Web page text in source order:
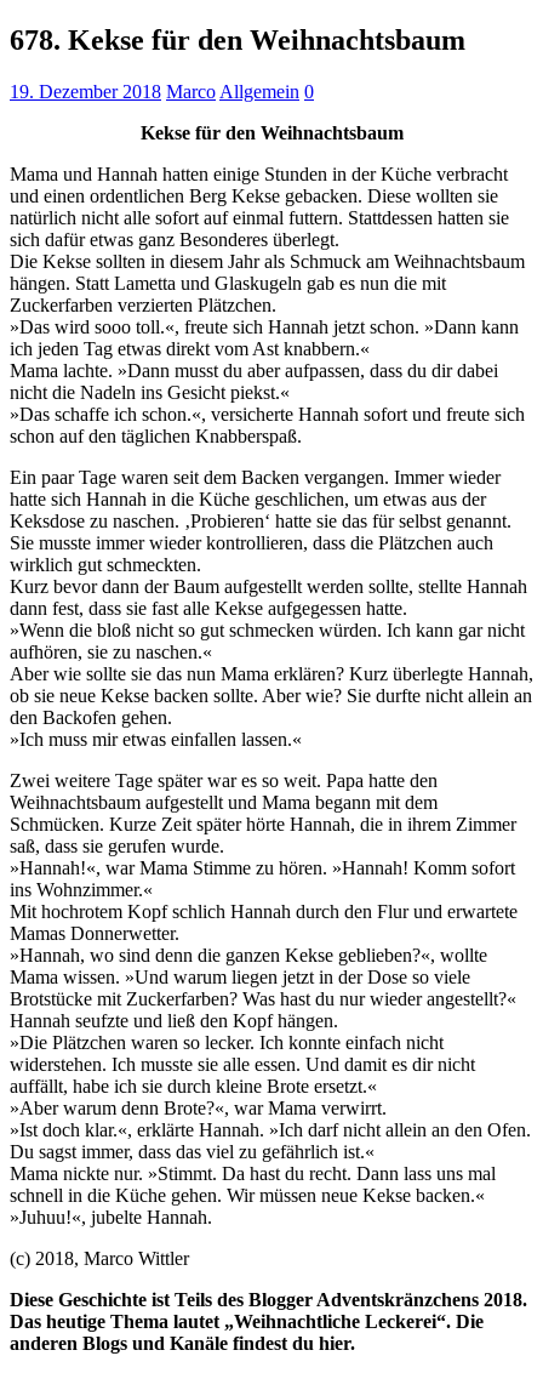
678. Kekse für den Weihnachtsbaum
19. Dezember 2018 Marco Allgemein 0
Kekse für den Weihnachtsbaum
Mama und Hannah hatten einige Stunden in der Küche verbracht
und einen ordentlichen Berg Kekse gebacken. Diese wollten sie
natürlich nicht alle sofort auf einmal futtern. Stattdessen hatten sie
sich dafür etwas ganz Besonderes überlegt.
Die Kekse sollten in diesem Jahr als Schmuck am Weihnachtsbaum
hängen. Statt Lametta und Glaskugeln gab es nun die mit
Zuckerfarben verzierten Plätzchen.
»Das wird sooo toll.«, freute sich Hannah jetzt schon. »Dann kann
ich jeden Tag etwas direkt vom Ast knabbern.«
Mama lachte. »Dann musst du aber aufpassen, dass du dir dabei
nicht die Nadeln ins Gesicht piekst.«
»Das schaffe ich schon.«, versicherte Hannah sofort und freute sich
schon auf den täglichen Knabberspaß.
Ein paar Tage waren seit dem Backen vergangen. Immer wieder
hatte sich Hannah in die Küche geschlichen, um etwas aus der
Keksdose zu naschen. ‚Probieren‘ hatte sie das für selbst genannt.
Sie musste immer wieder kontrollieren, dass die Plätzchen auch
wirklich gut schmeckten.
Kurz bevor dann der Baum aufgestellt werden sollte, stellte Hannah
dann fest, dass sie fast alle Kekse aufgegessen hatte.
»Wenn die bloß nicht so gut schmecken würden. Ich kann gar nicht
aufhören, sie zu naschen.«
Aber wie sollte sie das nun Mama erklären? Kurz überlegte Hannah,
ob sie neue Kekse backen sollte. Aber wie? Sie durfte nicht allein an
den Backofen gehen.
»Ich muss mir etwas einfallen lassen.«
Zwei weitere Tage später war es so weit. Papa hatte den
Weihnachtsbaum aufgestellt und Mama begann mit dem
Schmücken. Kurze Zeit später hörte Hannah, die in ihrem Zimmer
saß, dass sie gerufen wurde.
»Hannah!«, war Mama Stimme zu hören. »Hannah! Komm sofort
ins Wohnzimmer.«
Mit hochrotem Kopf schlich Hannah durch den Flur und erwartete
Mamas Donnerwetter.
»Hannah, wo sind denn die ganzen Kekse geblieben?«, wollte
Mama wissen. »Und warum liegen jetzt in der Dose so viele
Brotstücke mit Zuckerfarben? Was hast du nur wieder angestellt?«
Hannah seufzte und ließ den Kopf hängen.
»Die Plätzchen waren so lecker. Ich konnte einfach nicht
widerstehen. Ich musste sie alle essen. Und damit es dir nicht
auffällt, habe ich sie durch kleine Brote ersetzt.«
»Aber warum denn Brote?«, war Mama verwirrt.
»Ist doch klar.«, erklärte Hannah. »Ich darf nicht allein an den Ofen.
Du sagst immer, dass das viel zu gefährlich ist.«
Mama nickte nur. »Stimmt. Da hast du recht. Dann lass uns mal
schnell in die Küche gehen. Wir müssen neue Kekse backen.«
»Juhuu!«, jubelte Hannah.
(c) 2018, Marco Wittler
Diese Geschichte ist Teils des Blogger Adventskränzchens 2018.
Das heutige Thema lautet „Weihnachtliche Leckerei“. Die
anderen Blogs und Kanäle findest du hier.